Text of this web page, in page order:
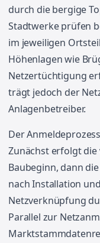
durch die bergige
Stadtwerke prüfen
im jeweiligen
Höhenlagen wie
Netzertüchtigung
trägt jedoch der
Anlagenbetreiber.
Der
Zunächst erfolgt
Baubeginn, dann
nach Installation
Netzverknüpfung
Parallel zur